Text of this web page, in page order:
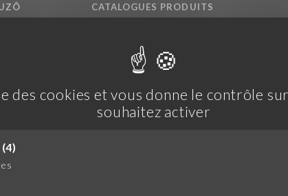
des cookies et vous donne le contrôle
souhaitez activer
CATALOGUES PRODUITS
ENGAGEMENTS QUALITÉ
générales d'utilisation